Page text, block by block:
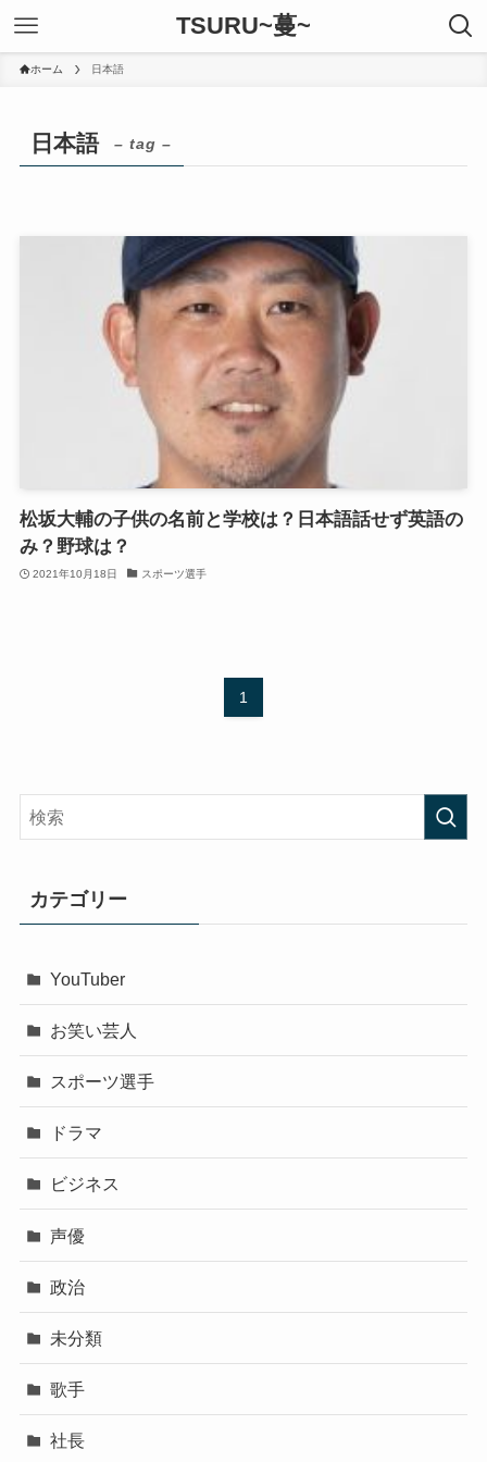
TSURU~蔓~
ホーム 日本語
日本語 – tag –
松坂大輔の子供の名前と学校は？日本語話せず英語の
み？野球は？
2021年10月18日 スポーツ選手
1
カテゴリー
YouTuber
お笑い芸人
スポーツ選手
ドラマ
ビジネス
声優
政治
未分類
歌手
社長